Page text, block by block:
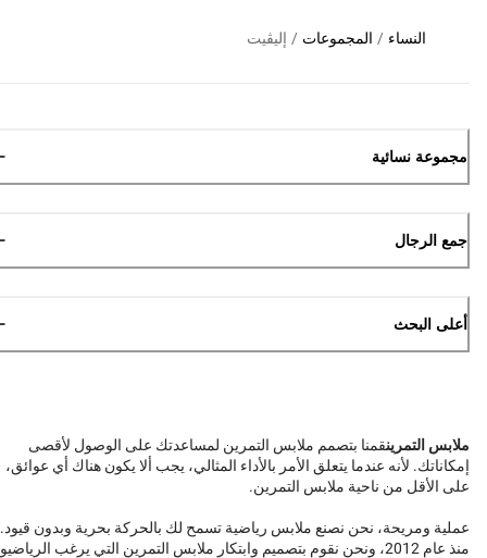
النساء / المجموعات / إليڤيت
مجموعة نسائية
جمع الرجال
أعلى البحث
ملابس التمرينقمنا بتصمم ملابس التمرين لمساعدتك على الوصول لأقصى
إمكاناتك. لأنه عندما يتعلق الأمر بالأداء المثالي، يجب ألا يكون هناك أي عوائق،
على الأقل من ناحية ملابس التمرين.
عملية ومريحة، نحن نصنع ملابس رياضية تسمح لك بالحركة بحرية وبدون قيود.
منذ عام 2012، ونحن نقوم بتصميم وابتكار ملابس التمرين التي يرغب